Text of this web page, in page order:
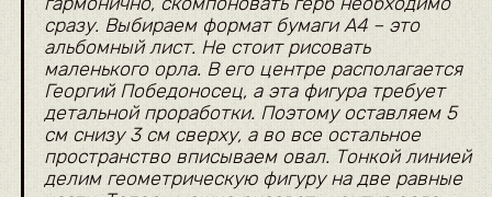
сразу. Выбираем формат бумаги А4 – это
альбомный лист. Не стоит рисовать
маленького орла. В его центре располагается
Георгий Победоносец, а эта фигура требует
детальной проработки. Поэтому оставляем 5
см снизу 3 см сверху, а во все остальное
пространство вписываем овал. Тонкой линией
делим геометрическую фигуру на две равные